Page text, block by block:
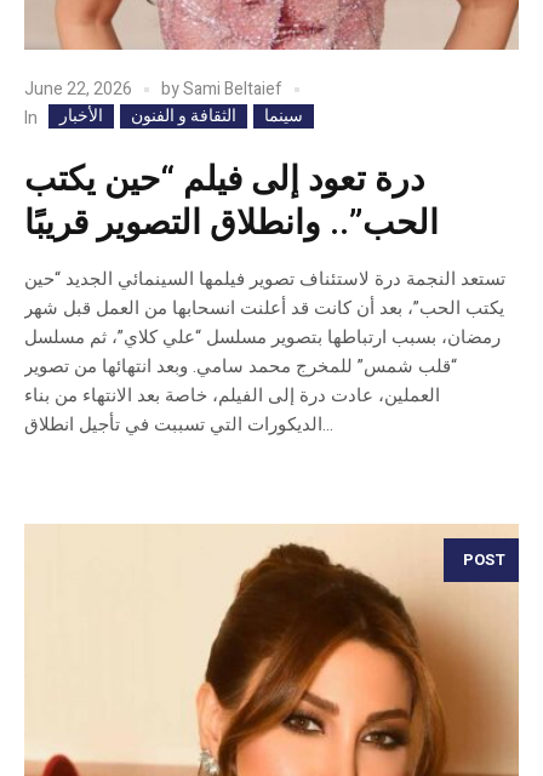
June 22, 2026 bySami Beltaief
In
الأخبار الثقافة و الفنون سينما
درة تعود إلى فيلم “حين يكتب
الحب”.. وانطلاق التصوير قريبًا
تستعد النجمة درة لاستئناف تصوير فيلمها السينمائي الجديد “حين
يكتب الحب”، بعد أن كانت قد أعلنت انسحابها من العمل قبل شهر
رمضان، بسبب ارتباطها بتصوير مسلسل “علي كلاي”، ثم مسلسل
“قلب شمس” للمخرج محمد سامي. وبعد انتهائها من تصوير
العملين، عادت درة إلى الفيلم، خاصة بعد الانتهاء من بناء
الديكورات التي تسببت في تأجيل انطلاق...
POST